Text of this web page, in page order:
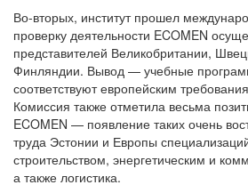
Во-вторых, институт прошел
проверку деятельности ECOMEN
представителей Великобритании,
Финляндии. Вывод — учебные
соответствуют европейским
Комиссия также отметила весьма
ECOMEN — появление таких очень
труда Эстонии и Европы
строительством, энергетическим и
а также логистика.